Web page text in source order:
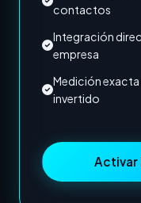
contactos
Integración
empresa
Medición
invertido
Activar